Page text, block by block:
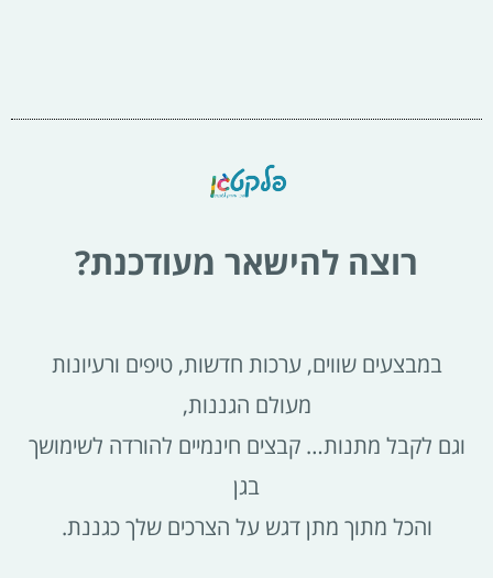
רוצה להישאר מעודכנת?
במבצעים שווים, ערכות חדשות, טיפים ורעיונות
מעולם הגננות,
וגם לקבל מתנות… קבצים חינמיים להורדה לשימושך
בגן
והכל מתוך מתן דגש על הצרכים שלך כגננת.